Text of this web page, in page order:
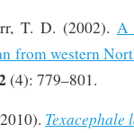
T. D. (2002). A
from western
(4): 779–801.
Texacephale